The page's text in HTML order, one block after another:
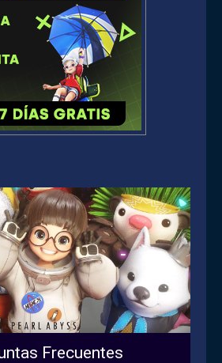
Frecuentes